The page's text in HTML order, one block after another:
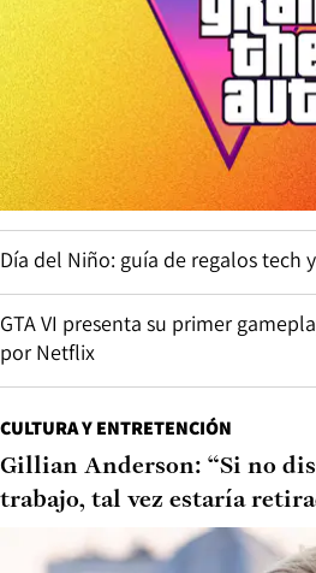
Día del Niño: guía de regalos tech
GTA VI presenta su primer
por Netflix
CULTURA Y ENTRETENCIÓN
Gillian Anderson: “Si no
trabajo, tal vez estaría